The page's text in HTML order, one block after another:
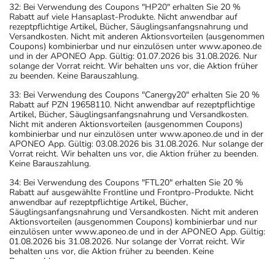
32: Bei Verwendung des Coupons "HP20" erhalten Sie 20 %
Rabatt auf viele Hansaplast-Produkte. Nicht anwendbar auf
rezeptpflichtige Artikel, Bücher, Säuglingsanfangsnahrung und
Versandkosten. Nicht mit anderen Aktionsvorteilen (ausgenommen
Coupons) kombinierbar und nur einzulösen unter www.aponeo.de
und in der APONEO App. Gültig: 01.07.2026 bis 31.08.2026. Nur
solange der Vorrat reicht. Wir behalten uns vor, die Aktion früher
zu beenden. Keine Barauszahlung.
33: Bei Verwendung des Coupons "Canergy20" erhalten Sie 20 %
Rabatt auf PZN 19658110. Nicht anwendbar auf rezeptpflichtige
Artikel, Bücher, Säuglingsanfangsnahrung und Versandkosten.
Nicht mit anderen Aktionsvorteilen (ausgenommen Coupons)
kombinierbar und nur einzulösen unter www.aponeo.de und in der
APONEO App. Gültig: 03.08.2026 bis 31.08.2026. Nur solange der
Vorrat reicht. Wir behalten uns vor, die Aktion früher zu beenden.
Keine Barauszahlung.
34: Bei Verwendung des Coupons "FTL20" erhalten Sie 20 %
Rabatt auf ausgewählte Frontline und Frontpro-Produkte. Nicht
anwendbar auf rezeptpflichtige Artikel, Bücher,
Säuglingsanfangsnahrung und Versandkosten. Nicht mit anderen
Aktionsvorteilen (ausgenommen Coupons) kombinierbar und nur
einzulösen unter www.aponeo.de und in der APONEO App. Gültig:
01.08.2026 bis 31.08.2026. Nur solange der Vorrat reicht. Wir
behalten uns vor, die Aktion früher zu beenden. Keine